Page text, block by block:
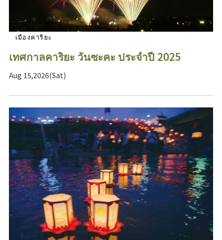
เมืองคาริยะ
เทศกาลคาริยะ วันซะคะ ประจำปี 2025
Aug 15,2026(Sat)